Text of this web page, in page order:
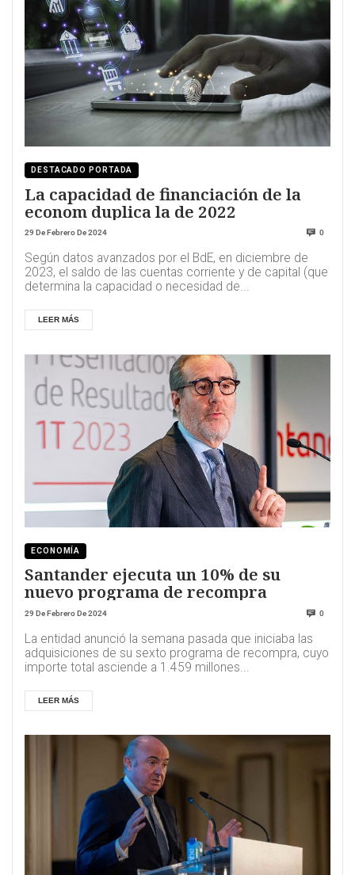
DESTACADO PORTADA
La capacidad de financiación de la
econom duplica la de 2022
29 De Febrero De 2024 0
Según datos avanzados por el BdE, en diciembre de
2023, el saldo de las cuentas corriente y de capital (que
determina la capacidad o necesidad de...
LEER MÁS
ECONOMÍA
Santander ejecuta un 10% de su
nuevo programa de recompra
29 De Febrero De 2024 0
La entidad anunció la semana pasada que iniciaba las
adquisiciones de su sexto programa de recompra, cuyo
importe total asciende a 1.459 millones...
LEER MÁS